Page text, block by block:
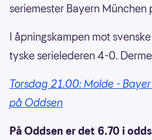
seriemester Bayern München
I åpningskampen mot
tyske serielederen 4-0.
Torsdag 21.00: Molde -
på Oddsen
På Oddsen er det 6.70 i